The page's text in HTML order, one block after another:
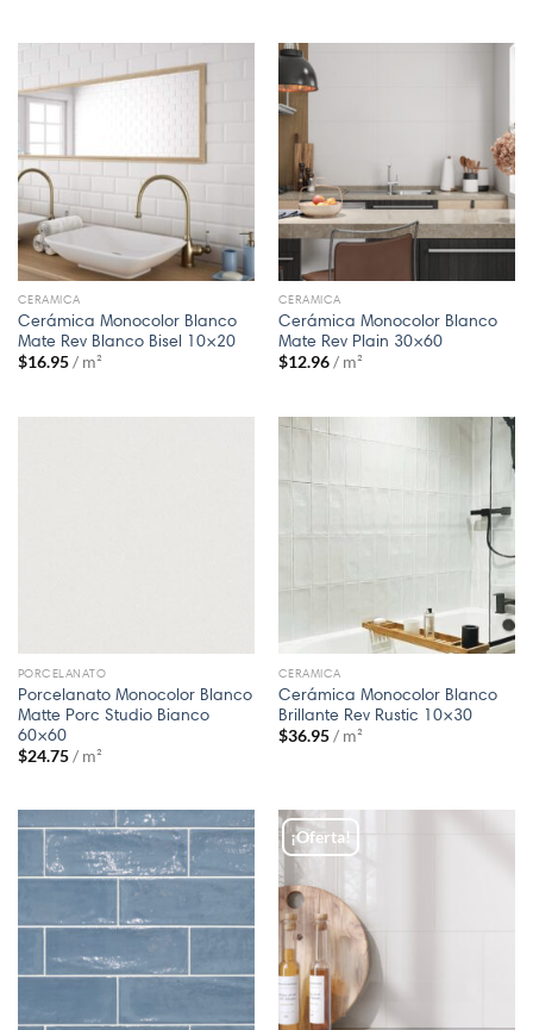
CERAMICA
Cerámica Monocolor Blanco
Mate Rev Blanco Bisel 10×20
$16.95 / m²
CERAMICA
Cerámica Monocolor Blanco
Mate Rev Plain 30×60
$12.96 / m²
PORCELANATO
Porcelanato Monocolor Blanco
Matte Porc Studio Bianco
60×60
$24.75 / m²
CERAMICA
Cerámica Monocolor Blanco
Brillante Rev Rustic 10×30
$36.95 / m²
¡Oferta!